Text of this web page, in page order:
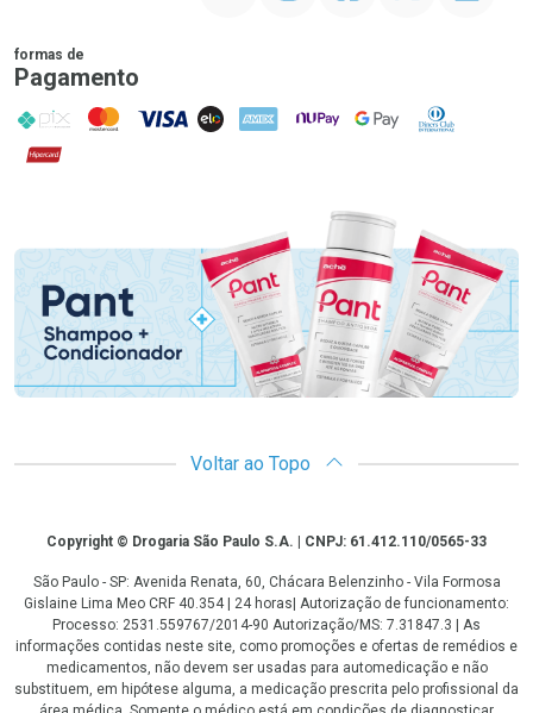
formas de
Pagamento
PIX MasterCard
VISA ELO AMEX NuPay Google PayDiners Club
Hipercard
Promoção em Destaque
Voltar ao Topo
CopyrightCopyright © Drogaria São Paulo S.A. | CNPJ: 61.412.110/0565-33
São Paulo - SP: Avenida Renata, 60, Chácara Belenzinho - Vila Formosa
Gislaine Lima Meo CRF 40.354 | 24 horas| Autorização de funcionamento:
Processo: 2531.559767/2014-90 Autorização/MS: 7.31847.3 | As
informações contidas neste site, como promoções e ofertas de remédios e
medicamentos, não devem ser usadas para automedicação e não
substituem, em hipótese alguma, a medicação prescrita pelo profissional da